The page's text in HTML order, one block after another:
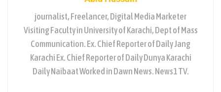
journalist, Freelancer, Digital Media Marketer
Visiting Faculty in University of Karachi, Dept of Mass
Communication. Ex. Chief Reporter of Daily Jang
Karachi Ex. Chief Reporter of Daily Dunya Karachi
Daily Naibaat Worked in Dawn News. News1 TV.